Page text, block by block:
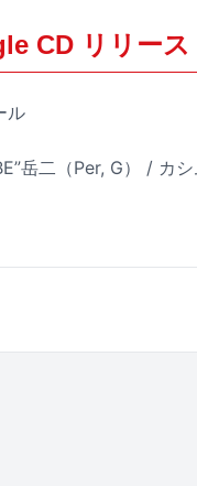
CD リリー
ル
岳二（Per, G） / カ